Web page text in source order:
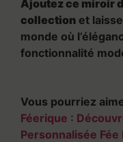
Ajoutez ce miroir
collection et
monde où
fonctionnalité
Vous pourriez
Féerique :
Personnalisée Fée